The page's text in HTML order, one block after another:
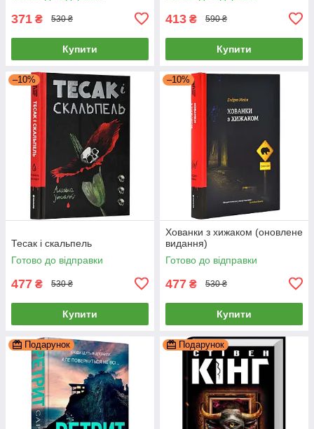
371 ₴ 530 ₴
Купити
413 ₴ 590 ₴
Купити
–10%
Тесак і скальпель
Готово до відправки
477 ₴ 530 ₴
Купити
–10%
Хованки з хижаком (оновлене
видання)
Готово до відправки
477 ₴ 530 ₴
Купити
Подарунок Подарунок